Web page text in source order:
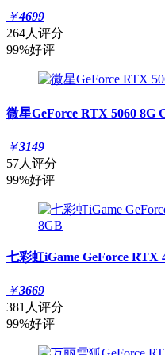
￥4699
264人评分
99%好评
微星GeForce RTX 5060
￥3149
57人评分
99%好评
七彩虹iGame GeForce RTX
￥3669
381人评分
99%好评